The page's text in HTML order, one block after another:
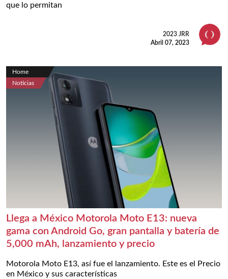
que lo permitan
2023 JRR
Abril 07, 2023
Home
Noticias
Llega a México Motorola Moto E13: nueva
gama con Android Go, gran pantalla y batería de
5,000 mAh, lanzamiento y precio
Motorola Moto E13, así fue el lanzamiento. Este es el Precio
en México y sus características